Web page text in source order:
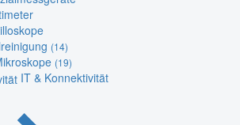
(14)
(19)
IT & Konnektivität